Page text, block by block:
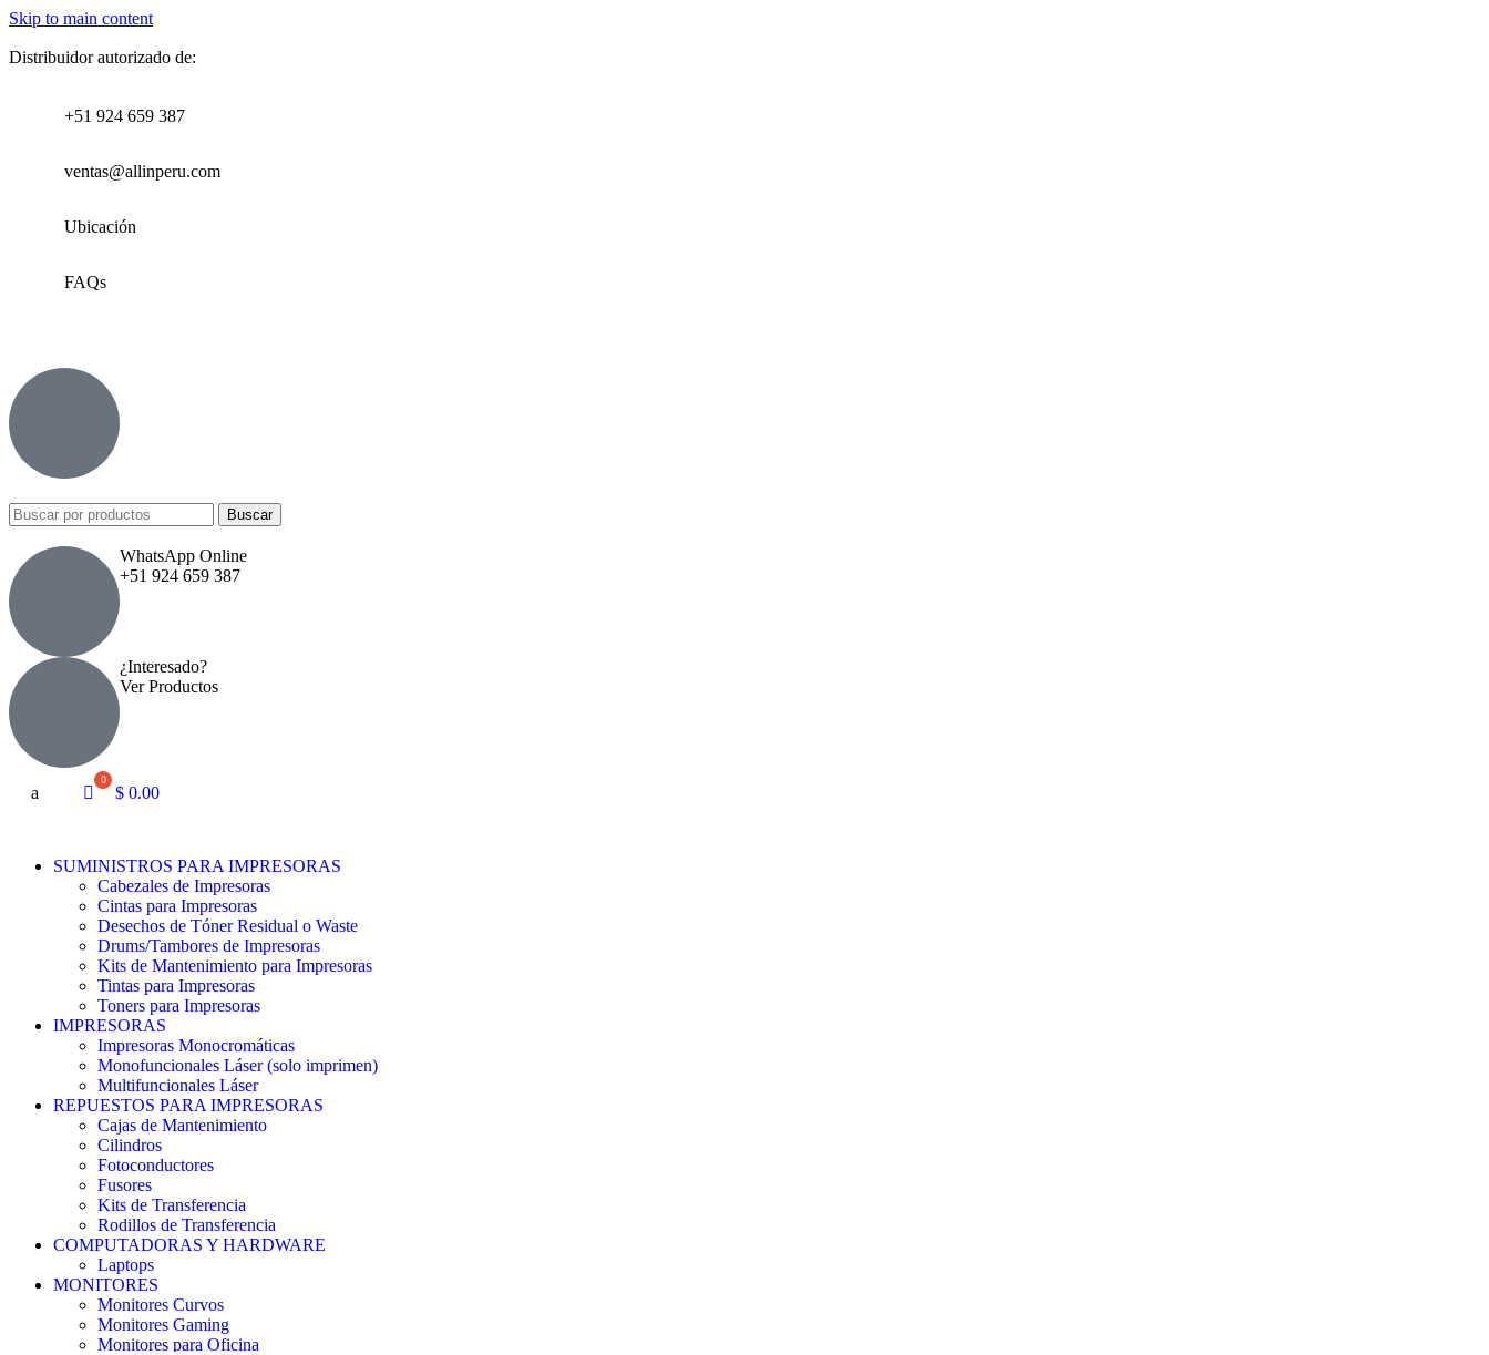
Skip to main content
Distribuidor autorizado de:
+51 924 659 387
ventas@allinperu.com
Ubicación
FAQs
Buscar
WhatsApp Online
+51 924 659 387
¿Interesado?
Ver Productos
a $ 0.00
SUMINISTROS PARA IMPRESORAS
Cabezales de Impresoras
Cintas para Impresoras
Desechos de Tóner Residual o Waste
Drums/Tambores de Impresoras
Kits de Mantenimiento para Impresoras
Tintas para Impresoras
Toners para Impresoras
IMPRESORAS
Impresoras Monocromáticas
Monofuncionales Láser (solo imprimen)
Multifuncionales Láser
REPUESTOS PARA IMPRESORAS
Cajas de Mantenimiento
Cilindros
Fotoconductores
Fusores
Kits de Transferencia
Rodillos de Transferencia
COMPUTADORAS Y HARDWARE
Laptops
MONITORES
Monitores Curvos
Monitores Gaming
Monitores para Oficina